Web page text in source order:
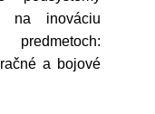
na inováciu
a bojové